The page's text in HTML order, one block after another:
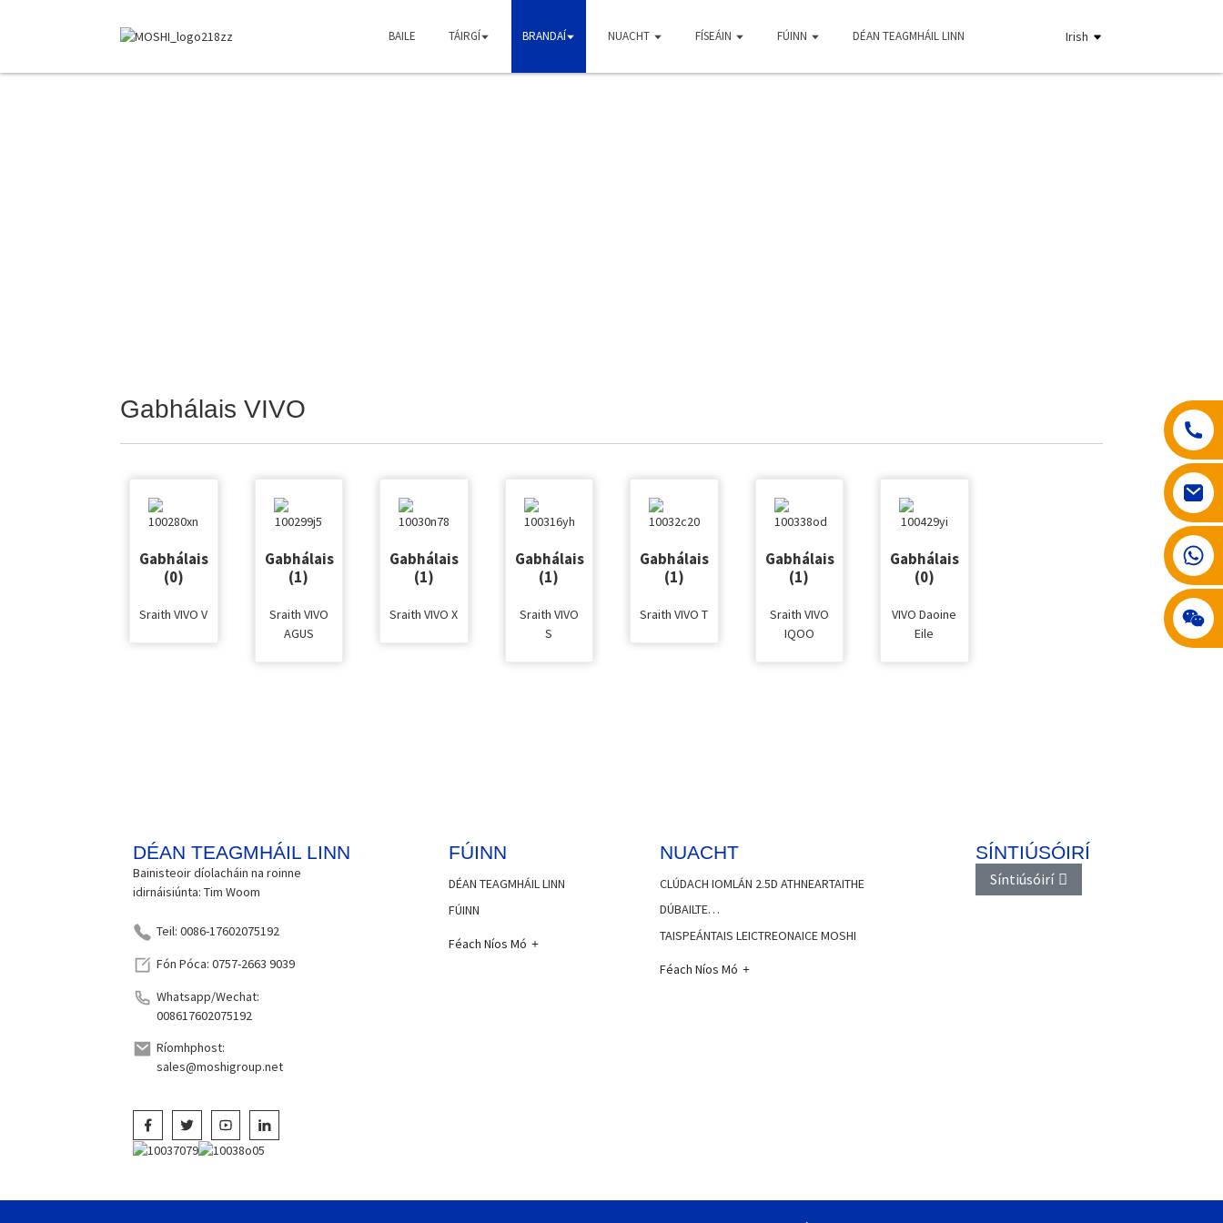
BAILE TÁIRGÍ BRANDAÍ NUACHT FÍSEÁIN FÚINN DÉAN TEAGMHÁIL LINN Irish
Gabhálais VIVO
Gabhálais
(0)
Sraith VIVO V
Gabhálais
(1)
Sraith VIVO
AGUS
Gabhálais
(1)
Sraith VIVO X
Gabhálais
(1)
Sraith VIVO
S
Gabhálais
(1)
Sraith VIVO T
Gabhálais
(1)
Sraith VIVO
IQOO
Gabhálais
(0)
VIVO Daoine
Eile
DÉAN TEAGMHÁIL LINN
Bainisteoir díolacháin na roinne
idirnáisiúnta: Tim Woom
Teil: 0086-17602075192
Fón Póca: 0757-2663 9039
Whatsapp/Wechat:
008617602075192
Ríomhphost:
sales@moshigroup.net
FÚINN
DÉAN TEAGMHÁIL LINN
FÚINN
Féach Níos Mó
NUACHT
CLÚDACH IOMLÁN 2.5D ATHNEARTAITHE
DÚBAILTE…
TAISPEÁNTAIS LEICTREONAICE MOSHI
Féach Níos Mó
SÍNTIÚSÓIRÍ
Síntiúsóirí